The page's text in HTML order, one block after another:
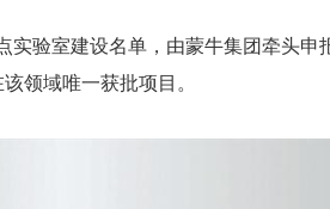
验室建设名单，由蒙牛集团牵头申
领域唯一获批项目。